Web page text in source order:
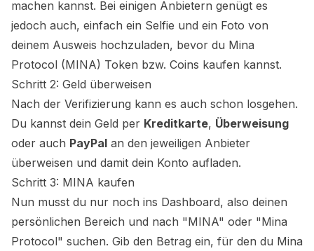
machen kannst. Bei einigen Anbietern genügt es
jedoch auch, einfach ein Selfie und ein Foto von
deinem Ausweis hochzuladen, bevor du Mina
Protocol (MINA) Token bzw. Coins kaufen kannst.
Schritt 2: Geld überweisen
Nach der Verifizierung kann es auch schon losgehen.
Du kannst dein Geld per Kreditkarte, Überweisung
oder auch PayPal an den jeweiligen Anbieter
überweisen und damit dein Konto aufladen.
Schritt 3: MINA kaufen
Nun musst du nur noch ins Dashboard, also deinen
persönlichen Bereich und nach "MINA" oder "Mina
Protocol" suchen. Gib den Betrag ein, für den du Mina